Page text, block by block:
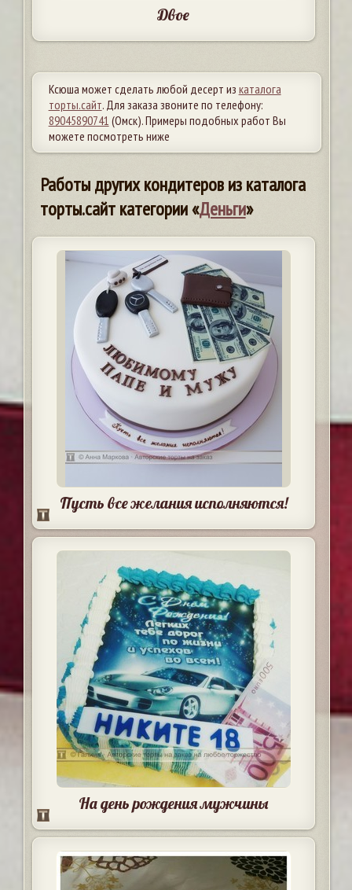
Двое
Ксюша может сделать любой десерт из каталога
торты.сайт. Для заказа звоните по телефону:
89045890741 (Омск). Примеры подобных работ Вы
можете посмотреть ниже
Работы других кондитеров из каталога
торты.сайт категории «Деньги»
Пусть все желания исполняются!
На день рождения мужчины